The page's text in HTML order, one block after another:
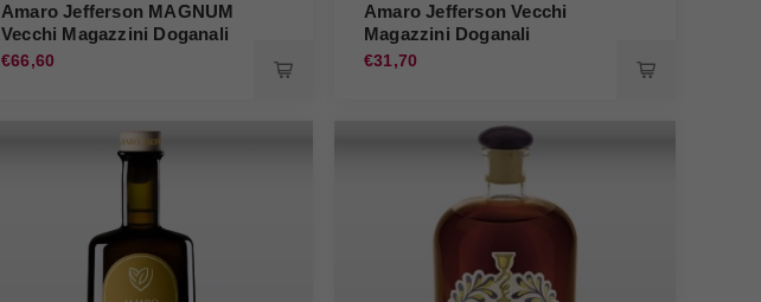
Amaro Jefferson MAGNUM
Vecchi Magazzini Doganali
€66,60
Amaro Jefferson Vecchi
Magazzini Doganali
€31,70